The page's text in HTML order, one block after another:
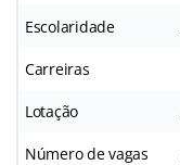
Escolaridade
Carreiras
Lotação
Número de vagas